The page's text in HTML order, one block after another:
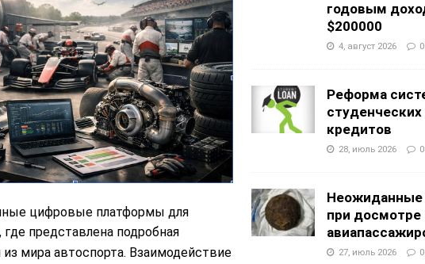
цифровые платформы для
где представлена подробная
мира автоспорта. Взаимодействие
годовым
$200000
4, август 2026 0
Реформа
студенческих
кредитов
28, июль 2026 0
Неожиданные
при досмотре
27, июль 2026 0